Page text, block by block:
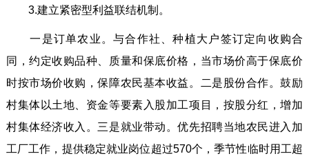
3.建立紧密型利益联结机制。
一是订单农业。与合作社、种植大户签订定向收购合
同，约定收购品种、质量和保底价格，当市场价高于保底价
时按市场价收购，保障农民基本收益。二是股份合作。鼓励
村集体以土地、资金等要素入股加工项目，按股分红，增加
村集体经济收入。三是就业带动。优先招聘当地农民进入加
工厂工作，提供稳定就业岗位超过570个，季节性临时用工超